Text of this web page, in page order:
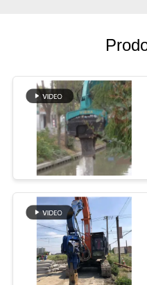
RICHIEDA
UNA
CITAZIONE
SITEMAP
PRIVACY
POLICY